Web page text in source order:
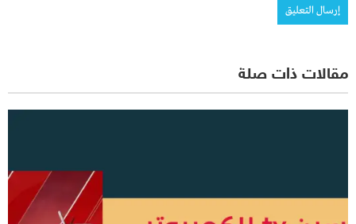
مقالات ذات صلة